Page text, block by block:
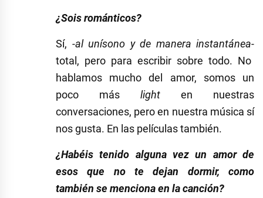
¿Sois románticos?
Sí, -al unísono y de manera instantánea-
total, pero para escribir sobre todo. No
hablamos mucho del amor, somos un
poco más light en nuestras
conversaciones, pero en nuestra música sí
nos gusta. En las películas también.
¿Habéis tenido alguna vez un amor de
esos que no te dejan dormir, como
también se menciona en la canción?